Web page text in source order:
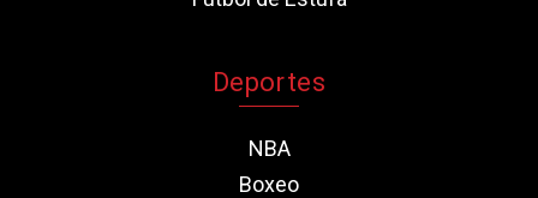
Deportes
NBA
Boxeo